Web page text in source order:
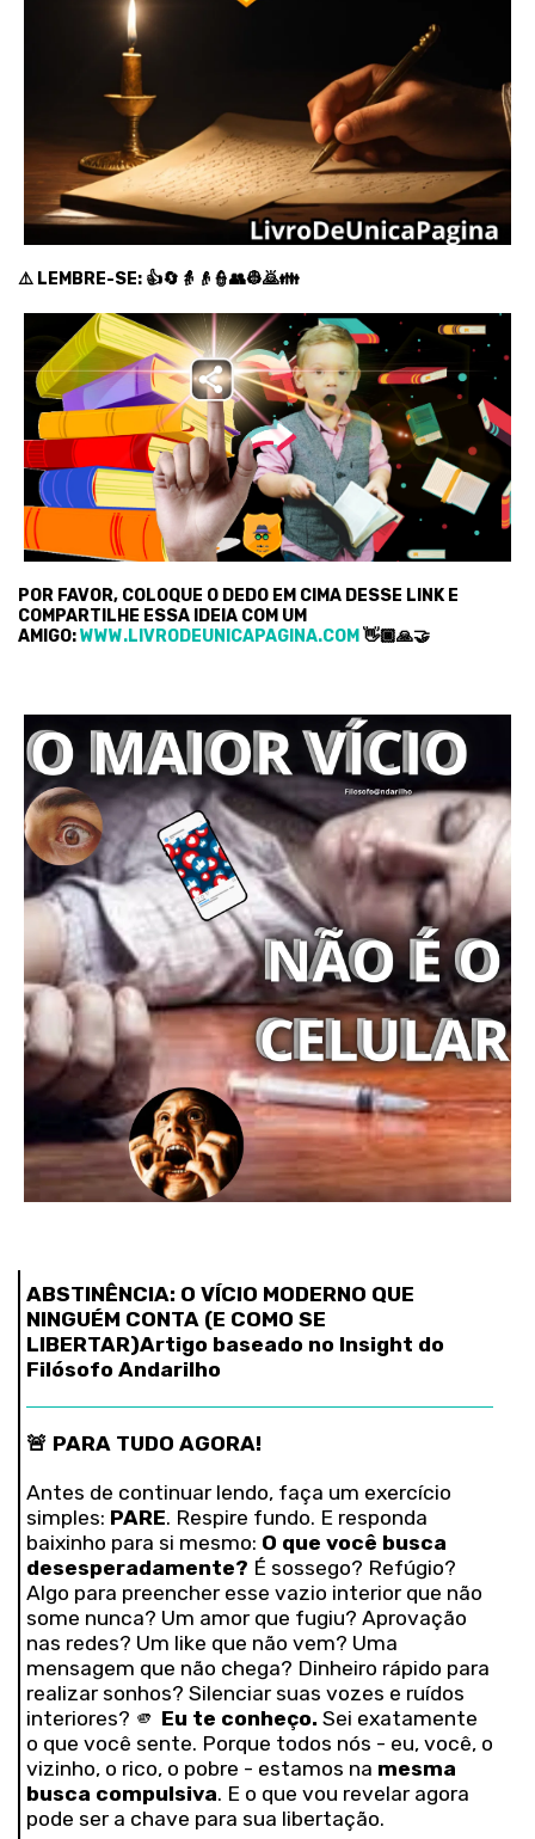
⚠️ LEMBRE-SE: 👍🔄👵👴👮👥👷🙇👪
POR FAVOR, COLOQUE O DEDO EM CIMA DESSE LINK E
COMPARTILHE ESSA IDEIA COM UM
AMIGO:WWW.LIVRODEUNICAPAGINA.COM 👋🏿🙏🤝
ABSTINÊNCIA: O VÍCIO MODERNO QUE
NINGUÉM CONTA (E COMO SE
LIBERTAR)Artigo baseado no Insight do
Filósofo Andarilho
🚨 PARA TUDO AGORA!
Antes de continuar lendo, faça um exercício
simples: PARE. Respire fundo. E responda
baixinho para si mesmo: O que você busca
desesperadamente? É sossego? Refúgio?
Algo para preencher esse vazio interior que não
some nunca? Um amor que fugiu? Aprovação
nas redes? Um like que não vem? Uma
mensagem que não chega? Dinheiro rápido para
realizar sonhos? Silenciar suas vozes e ruídos
interiores? 🫵 Eu te conheço. Sei exatamente
o que você sente. Porque todos nós - eu, você, o
vizinho, o rico, o pobre - estamos na mesma
busca compulsiva. E o que vou revelar agora
pode ser a chave para sua libertação.